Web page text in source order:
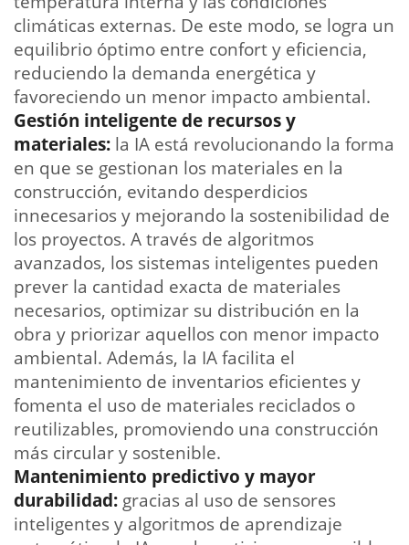
climáticas externas. De este modo, se logra un
equilibrio óptimo entre confort y eficiencia,
reduciendo la demanda energética y
favoreciendo un menor impacto ambiental.
Gestión inteligente de recursos y
materiales: la IA está revolucionando la forma
en que se gestionan los materiales en la
construcción, evitando desperdicios
innecesarios y mejorando la sostenibilidad de
los proyectos. A través de algoritmos
avanzados, los sistemas inteligentes pueden
prever la cantidad exacta de materiales
necesarios, optimizar su distribución en la
obra y priorizar aquellos con menor impacto
ambiental. Además, la IA facilita el
mantenimiento de inventarios eficientes y
fomenta el uso de materiales reciclados o
reutilizables, promoviendo una construcción
más circular y sostenible.
Mantenimiento predictivo y mayor
durabilidad: gracias al uso de sensores
inteligentes y algoritmos de aprendizaje